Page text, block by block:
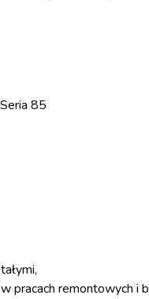
85
pracach remontowych i